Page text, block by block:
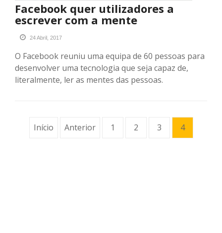
Facebook quer utilizadores a
escrever com a mente
24 Abril, 2017
O Facebook reuniu uma equipa de 60 pessoas para
desenvolver uma tecnologia que seja capaz de,
literalmente, ler as mentes das pessoas.
Início Anterior 1 2 3 4